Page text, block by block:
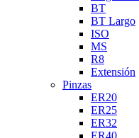
BT
BT Largo
ISO
MS
R8
Extensión
Pinzas
ER20
ER25
ER32
ER40